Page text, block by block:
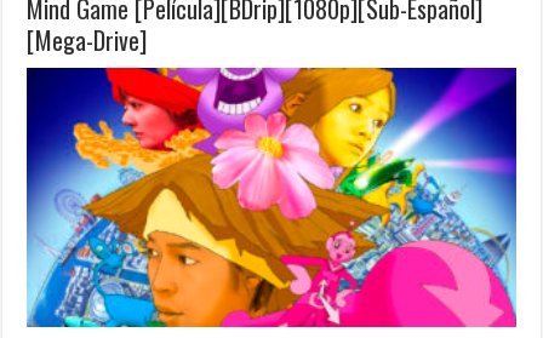
Mind Game [Película][BDrip][1080p][Sub-Español]
[Mega-Drive]